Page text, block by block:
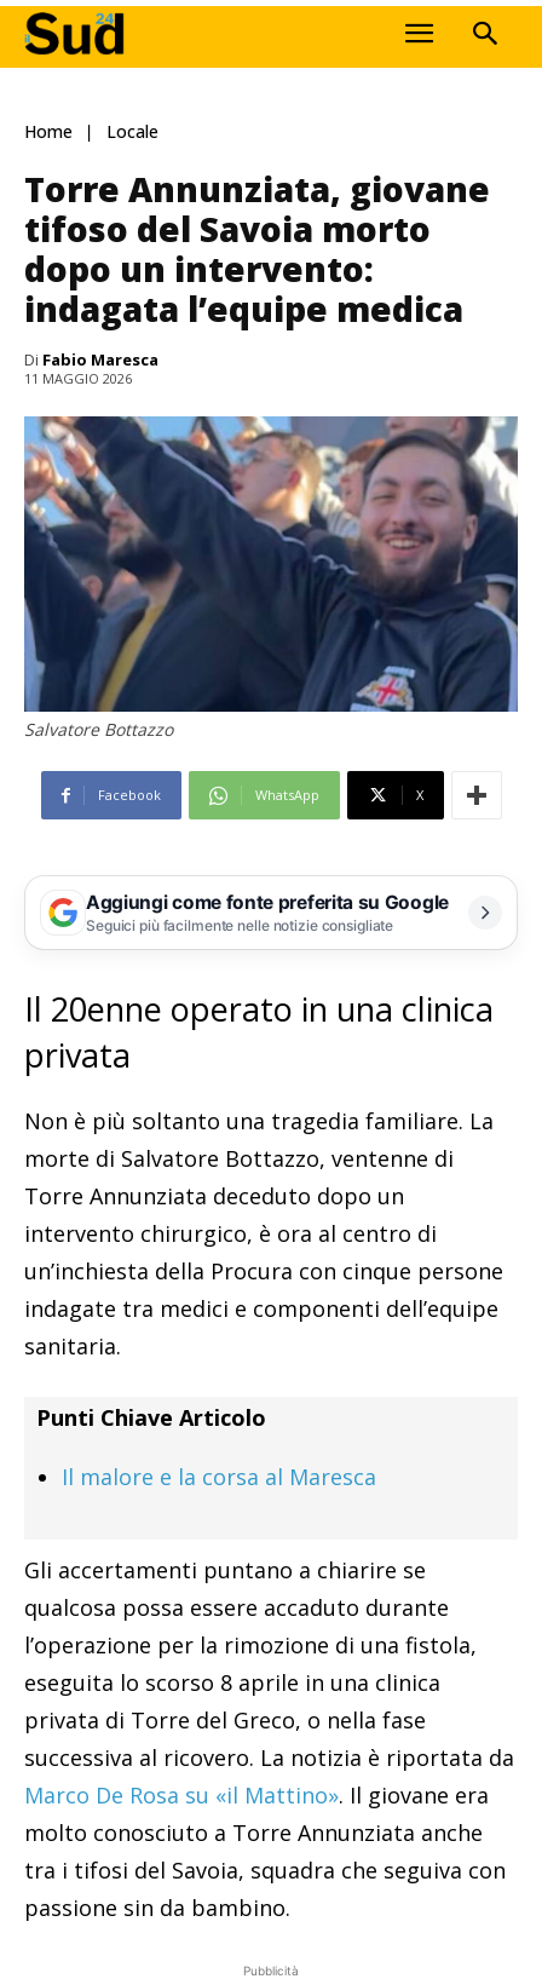
Home Locale
Torre Annunziata, giovane
tifoso del Savoia morto
dopo un intervento:
indagata l’equipe medica
Di Fabio Maresca
11 MAGGIO 2026
Salvatore Bottazzo
Facebook WhatsApp X
Aggiungi come fonte preferita su Google
Seguici più facilmente nelle notizie consigliate
Il 20enne operato in una clinica
privata
Non è più soltanto una tragedia familiare. La
morte di Salvatore Bottazzo, ventenne di
Torre Annunziata deceduto dopo un
intervento chirurgico, è ora al centro di
un’inchiesta della Procura con cinque persone
indagate tra medici e componenti dell’equipe
sanitaria.
Punti Chiave Articolo
Il malore e la corsa al Maresca
Gli accertamenti puntano a chiarire se
qualcosa possa essere accaduto durante
l’operazione per la rimozione di una fistola,
eseguita lo scorso 8 aprile in una clinica
privata di Torre del Greco, o nella fase
successiva al ricovero. La notizia è riportata da
Marco De Rosa su «il Mattino». Il giovane era
molto conosciuto a Torre Annunziata anche
tra i tifosi del Savoia, squadra che seguiva con
passione sin da bambino.
Pubblicità